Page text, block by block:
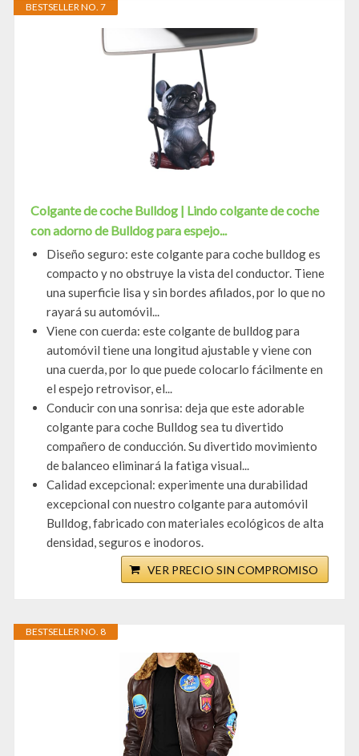
BESTSELLER NO. 7
Colgante de coche Bulldog | Lindo colgante de coche
con adorno de Bulldog para espejo...
Diseño seguro: este colgante para coche bulldog es
compacto y no obstruye la vista del conductor. Tiene
una superficie lisa y sin bordes afilados, por lo que no
rayará su automóvil...
Viene con cuerda: este colgante de bulldog para
automóvil tiene una longitud ajustable y viene con
una cuerda, por lo que puede colocarlo fácilmente en
el espejo retrovisor, el...
Conducir con una sonrisa: deja que este adorable
colgante para coche Bulldog sea tu divertido
compañero de conducción. Su divertido movimiento
de balanceo eliminará la fatiga visual...
Calidad excepcional: experimente una durabilidad
excepcional con nuestro colgante para automóvil
Bulldog, fabricado con materiales ecológicos de alta
densidad, seguros e inodoros.
VER PRECIO SIN COMPROMISO
BESTSELLER NO. 8